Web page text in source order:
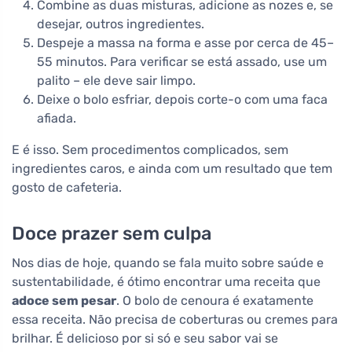
Combine as duas misturas, adicione as nozes e, se
desejar, outros ingredientes.
Despeje a massa na forma e asse por cerca de 45–
55 minutos. Para verificar se está assado, use um
palito – ele deve sair limpo.
Deixe o bolo esfriar, depois corte-o com uma faca
afiada.
E é isso. Sem procedimentos complicados, sem
ingredientes caros, e ainda com um resultado que tem
gosto de cafeteria.
Doce prazer sem culpa
Nos dias de hoje, quando se fala muito sobre saúde e
sustentabilidade, é ótimo encontrar uma receita que
adoce sem pesar. O bolo de cenoura é exatamente
essa receita. Não precisa de coberturas ou cremes para
brilhar. É delicioso por si só e seu sabor vai se